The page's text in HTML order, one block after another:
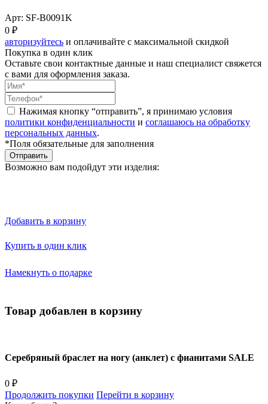
Арт: SF-B0091K
0 ₽
авторизуйтесь и оплачивайте с максимальной скидкой
Покупка в один клик
Оставьте свои контактные данные и наш специалист свяжется
с вами для оформления заказа.
Нажимая кнопку “отправить”, я принимаю условия
политики конфиденциальности и соглашаюсь на обработку
персональных данных.
*Поля обязательные для заполнения
Отправить
Возможно вам подойдут эти изделия:
Добавить в корзину
Купить в один клик
Намекнуть о подарке
Товар добавлен в корзину
Серебряный браслет на ногу (анклет) с фианитами SALE
0 ₽
Продолжить покупки Перейти в корзину